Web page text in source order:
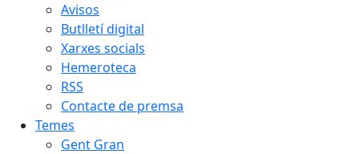
Avisos
Butlletí digital
Xarxes socials
Hemeroteca
RSS
Contacte de premsa
Temes
Gent Gran